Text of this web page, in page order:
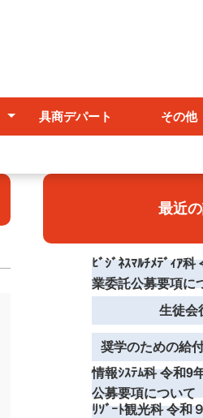
具商デパート その他
最近
ﾋﾞｼﾞﾈｽﾏﾙﾁﾒﾃﾞｨｱ
業委託公募要項に
生徒会
奨学のための給
情報ｼｽﾃﾑ科 令和9
公募要項について
ﾘｿﾞｰﾄ観光科 令和